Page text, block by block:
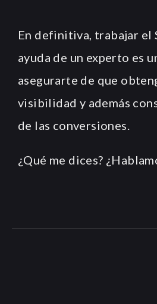
En definitiva, trabajar el
ayuda de un experto es
asegurarte de que
visibilidad y además
de las conversiones.
¿Qué me dices?